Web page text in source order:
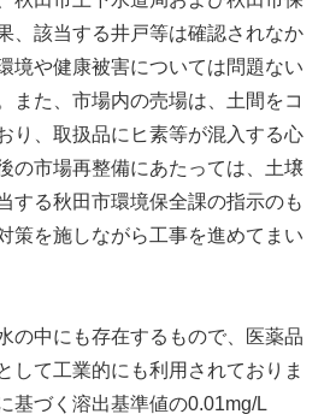
、該当する井戸等は確認されなか
境や健康被害については問題ない
また、市場内の売場は、土間をコ
り、取扱品にヒ素等が混入する心
の市場再整備にあたっては、土壌
する秋田市環境保全課の指示のも
策を施しながら工事を進めてまい
の中にも存在するもので、医薬品
して工業的にも利用されておりま
基づく溶出基準値の0.01mg/L